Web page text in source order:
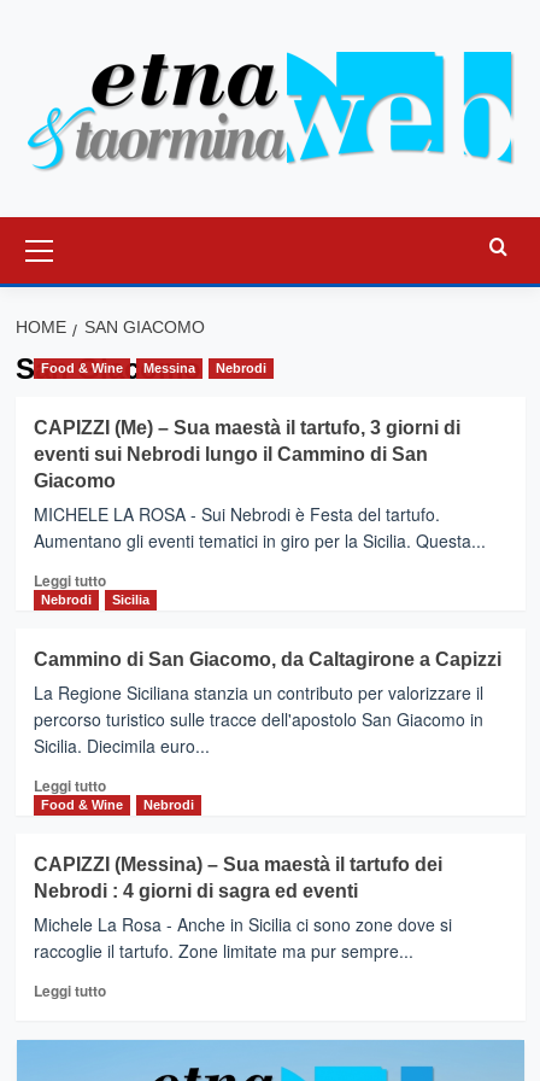
principale
HOME SAN GIACOMO
San Giacomo
Food & Wine Messina Nebrodi
CAPIZZI (Me) – Sua maestà il tartufo, 3 giorni di
eventi sui Nebrodi lungo il Cammino di San
Giacomo
MICHELE LA ROSA - Sui Nebrodi è Festa del tartufo.
Aumentano gli eventi tematici in giro per la Sicilia. Questa...
Leggi tuttoLeggi
di
CAPIZZI
(Me)
–
Sua
maestà
il
tartufo,
di
eventi
sui
Nebrodi
il
Nebrodi Sicilia
Cammino di San Giacomo, da Caltagirone a Capizzi
La Regione Siciliana stanzia un contributo per valorizzare il
percorso turistico sulle tracce dell'apostolo San Giacomo in
Sicilia. Diecimila euro...
Leggi tuttoLeggi
di
Cammino
di
San
Giacomo,
da
Caltagirone
Food & Wine Nebrodi
CAPIZZI (Messina) – Sua maestà il tartufo dei
Nebrodi : 4 giorni di sagra ed eventi
Michele La Rosa - Anche in Sicilia ci sono zone dove si
raccoglie il tartufo. Zone limitate ma pur sempre...
Leggi tuttoLeggi